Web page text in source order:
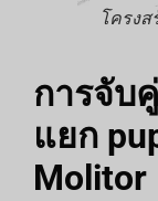
โครงส
การจับ
แยก
Molitor